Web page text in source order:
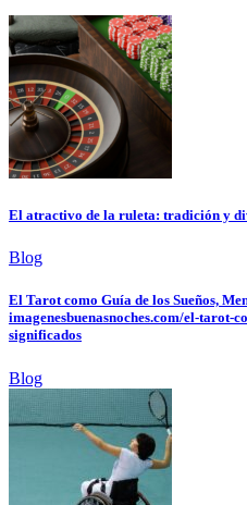
El atractivo de la ruleta: tradición y
Blog
El Tarot como Guía de los Sueños,
imagenesbuenasnoches.com/el-tarot-
significados
Blog